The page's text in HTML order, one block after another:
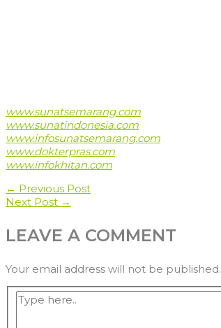
www.sunatsemarang.com
www.sunatindonesia.com
www.infosunatsemarang.com
www.dokterpras.com
www.infokhitan.com
POST
NAVIGATION
← Previous Post
Next Post →
LEAVE A COMMENT
Your email address will not be published.
Type
here..